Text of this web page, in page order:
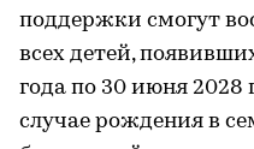
поддержки смогут
всех детей,
года по 30 июня 2028
случае рождения в